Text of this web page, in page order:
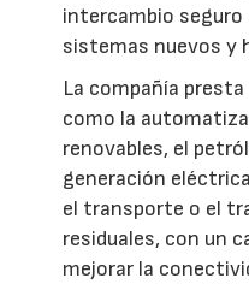
intercambio
sistemas nuevos y
La compañía
como la
renovables, el
generación
el transporte o el
residuales, con un
mejorar la